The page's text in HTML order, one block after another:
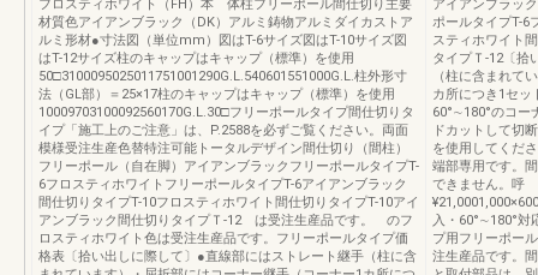
フロスティホワイト（FH）本 体柱フリーポール間仕切り主要
材質色アイアンブラック（DK）アルミ鋳物アルミダイカストア
ルミ形材●寸法図（単位mm）図はT-6サイズ図はT-10サイズ図
はT-12サイズ柱のキャップはキャップ（標準）を使用
50□3100095025011751001290G.L.540601551000G.L.柱外形寸
法（GL部）＝25×17柱のキャップはキャップ（標準）を使用
10009703100092560170G.L.30□フリーポールタイプ間仕切りタ
イプ「施工上のご注意」は、P.2588を必ずご覧ください。両面
模様受注生産色替特注可能トータルデザイン間仕切り（間柱）
フリーポール（自在脚）アイアンブラックフリーポールタイプT-
6フロスティホワイトフリーポールタイプT-6アイアンブラック
間仕切りタイプT-10フロスティホワイト間仕切りタイプT-10アイ
アンブラック間仕切りタイプＴ-12 は受注生産品です。 のフ
ロスティホワイト色は受注生産品です。フリーポールタイプ価
格表〔拾い出しに際して〕●直線部にはストレート継手（柱に含
アイアンブラッ
ポールタイプT-6
スティホワイト
タイプＴ-12〔拾
（柱に含まれて
カ所につき1セッ
60°∼180°のコー
ドカットして切
を使用してくだ
端部専用です。
できません。呼
入・60°∼180°対
プ用フリーポー
注生産品です。